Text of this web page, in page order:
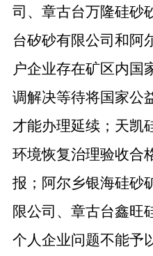
司、章古台万隆硅砂
台矽砂有限公司和阿
户企业存在矿区内国
调解决等待将国家公
才能办理延续；天凯
环境恢复治理验收合
报；阿尔乡银海硅砂
限公司、章古台鑫旺
个人企业问题不能予